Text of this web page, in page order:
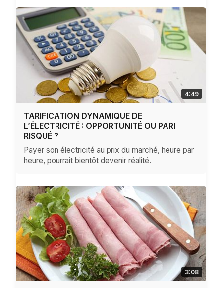
4:49
TARIFICATION DYNAMIQUE DE
L’ÉLECTRICITÉ : OPPORTUNITÉ OU PARI
RISQUÉ ?
Payer son électricité au prix du marché, heure par
heure, pourrait bientôt devenir réalité.
3:08